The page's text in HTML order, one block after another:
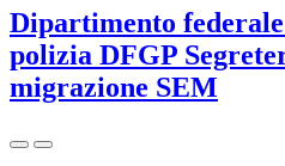
Dipartimento
polizia DFGP
migrazione SEM